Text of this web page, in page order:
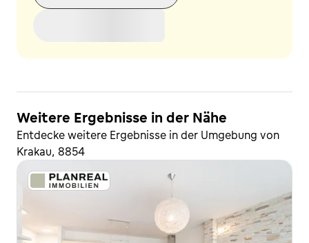
Weitere Ergebnisse in der Nähe
Entdecke weitere Ergebnisse in der Umgebung von
Krakau, 8854